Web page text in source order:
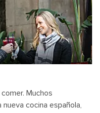
Muchos
cocina española,